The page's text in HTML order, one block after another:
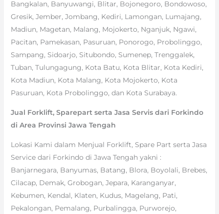
Bangkalan, Banyuwangi, Blitar, Bojonegoro, Bondowoso,
Gresik, Jember, Jombang, Kediri, Lamongan, Lumajang,
Madiun, Magetan, Malang, Mojokerto, Nganjuk, Ngawi,
Pacitan, Pamekasan, Pasuruan, Ponorogo, Probolinggo,
Sampang, Sidoarjo, Situbondo, Sumenep, Trenggalek,
Tuban, Tulungagung, Kota Batu, Kota Blitar, Kota Kediri,
Kota Madiun, Kota Malang, Kota Mojokerto, Kota
Pasuruan, Kota Probolinggo, dan Kota Surabaya.
Jual Forklift, Sparepart serta Jasa Servis dari Forkindo
di Area Provinsi Jawa Tengah
Lokasi Kami dalam Menjual Forklift, Spare Part serta Jasa
Service dari Forkindo di Jawa Tengah yakni :
Banjarnegara, Banyumas, Batang, Blora, Boyolali, Brebes,
Cilacap, Demak, Grobogan, Jepara, Karanganyar,
Kebumen, Kendal, Klaten, Kudus, Magelang, Pati,
Pekalongan, Pemalang, Purbalingga, Purworejo,